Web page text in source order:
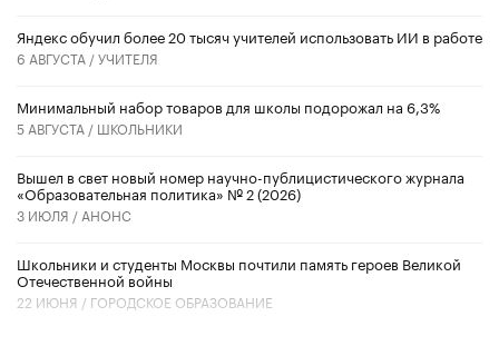
​Яндекс обучил более 20 тысяч учителей использовать ИИ в работе
6 АВГУСТА /УЧИТЕЛЯ
Минимальный набор товаров для школы подорожал на 6,3%
5 АВГУСТА / ШКОЛЬНИКИ
Вышел в свет новый номер научно-публицистического журнала
«Образовательная политика» № 2 (2026)
3 ИЮЛЯ / АНОНС
Школьники и студенты Москвы почтили память героев Великой
Отечественной войны
22 ИЮНЯ / ГОРОДСКОЕ ОБРАЗОВАНИЕ